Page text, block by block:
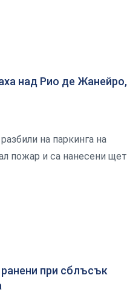
над Рио де Жанейро,
на паркинга на
пожар и са нанесени
при сблъсък